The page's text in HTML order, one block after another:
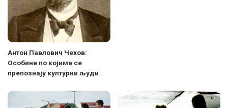
Антон Павлович Чехов:
Oсобинe по којима се
препознају културни људи